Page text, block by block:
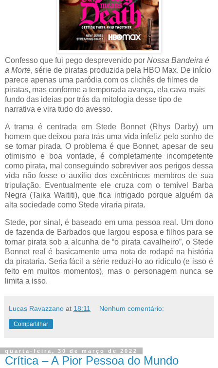
Confesso que fui pego desprevenido por Nossa Bandeira é
a Morte, série de piratas produzida pela HBO Max. De início
parece apenas uma paródia com os clichês de filmes de
piratas, mas conforme a temporada avança, ela cava mais
fundo das ideias por trás da mitologia desse tipo de
narrativa e vira tudo do avesso.
A trama é centrada em Stede Bonnet (Rhys Darby) um
homem que deixou para trás uma vida infeliz pelo sonho de
se tornar pirada. O problema é que Bonnet, apesar de seu
otimismo e boa vontade, é completamente incompetente
como pirata, mal conseguindo sobreviver aos perigos dessa
vida não fosse o auxílio dos excêntricos membros de sua
tripulação. Eventualmente ele cruza com o temível Barba
Negra (Taika Waititi), que fica intrigado porque alguém da
alta sociedade como Stede viraria pirata.
Stede, por sinal, é baseado em uma pessoa real. Um dono
de fazenda de Barbados que largou esposa e filhos para se
tornar pirata sob a alcunha de “o pirata cavalheiro”, o Stede
Bonnet real é basicamente uma nota de rodapé na história
da pirataria. Seria fácil a série reduzi-lo ao ridículo (e isso é
feito em muitos momentos), mas o personagem nunca se
limita a isso.
Lucas Ravazzano at 18:11 Nenhum comentário:
Compartilhar
quarta-feira, 30 de março de 2022
Crítica – A Pior Pessoa do Mundo